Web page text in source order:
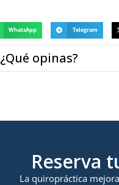
WhatsApp Telegram
¿Qué opinas?
Reserva
La quiropráctica